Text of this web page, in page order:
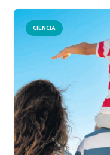
CIENCIA